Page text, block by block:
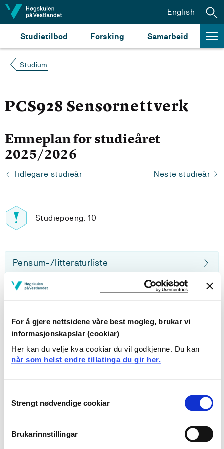
For å gjere nettsidene våre best mogleg, brukar vi
informasjonskapslar (cookiar)
Her kan du velje kva cookiar du vil godkjenne. Du kan
når som helst endre tillatinga du gir her.
Selection
Strengt nødvendige cookiar
Brukarinnstillingar
Hopp til innhald
Studietilbod Forsking Samarbeid
English
Studium
PCS928 Sensornettverk
Emneplan for studieåret
2025/2026
Tidlegare studieår Neste studieår
Studiepoeng: 10
Pensum-/litteraturliste
Inngår i:
Datateknologi | ph.d.
Emnebeskrivelsen finnes kun på engelsk, gå til våre
engelske nettsider ved å klikke "English" øverst i